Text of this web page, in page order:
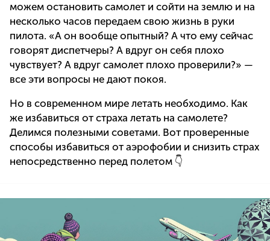
можем остановить самолет и сойти на землю и на
несколько часов передаем свою жизнь в руки
пилота. «А он вообще опытный? А что ему сейчас
говорят диспетчеры? А вдруг он себя плохо
чувствует? А вдруг самолет плохо проверили?» —
все эти вопросы не дают покоя.
Но в современном мире летать необходимо. Как
же избавиться от страха летать на самолете?
Делимся полезными советами. Вот проверенные
способы избавиться от аэрофобии и снизить страх
непосредственно перед полетом 👇